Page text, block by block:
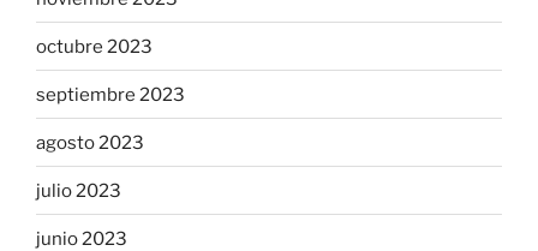
octubre 2023
septiembre 2023
agosto 2023
julio 2023
junio 2023